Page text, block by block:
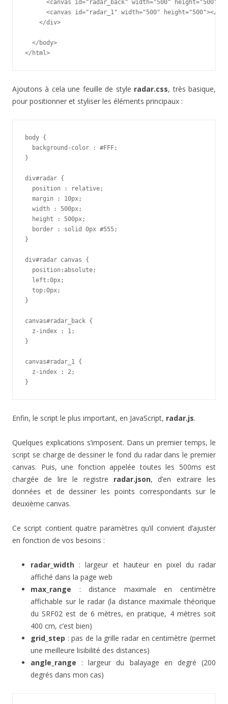
<canvas id="radar_back" width="500" height="500"></
<canvas id="radar_1" width="500" height="500"></
</div>
</body>
</html>
Ajoutons à cela une feuille de style radar.css, très basique,
pour positionner et styliser les éléments principaux :
body {
background-color : #FFF;
}
div#radar {
position : relative;
margin : 10px;
width : 500px;
height : 500px;
border : solid 0px #555;
}
div#radar canvas {
position:absolute;
left:0px;
top:0px;
}
canvas#radar_back {
z-index : 1;
}
canvas#radar_1 {
z-index : 2;
}
Enfin, le script le plus important, en JavaScript, radar.js.
Quelques explications s’imposent. Dans un premier temps, le
script se charge de dessiner le fond du radar dans le premier
canvas. Puis, une fonction appelée toutes les 500ms est
chargée de lire le registre radar.json, d’en extraire les
données et de dessiner les points correspondants sur le
deuxième canvas.
Ce script contient quatre paramètres qu’il convient d’ajuster
en fonction de vos besoins :
radar_width : largeur et hauteur en pixel du radar
affiché dans la page web
max_range : distance maximale en centimètre
affichable sur le radar (la distance maximale théorique
du SRF02 est de 6 mètres, en pratique, 4 mètres soit
400 cm, c’est bien)
grid_step : pas de la grille radar en centimètre (permet
une meilleure lisibilité des distances)
angle_range : largeur du balayage en degré (200
degrés dans mon cas)